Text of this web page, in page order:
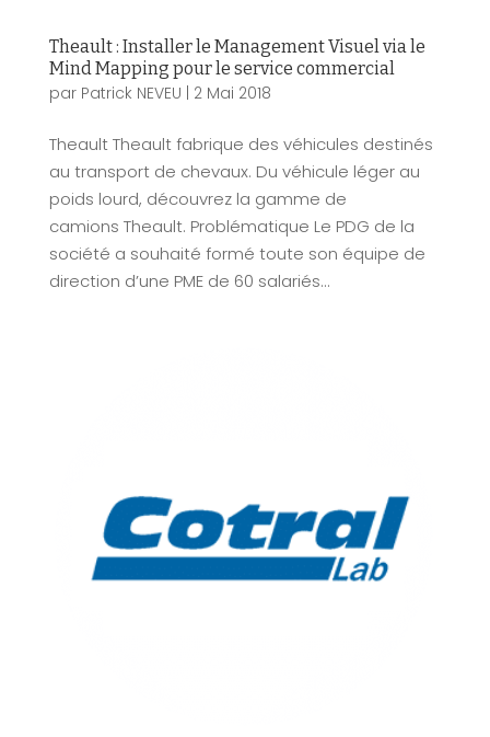
Theault : Installer le Management Visuel via le
Mind Mapping pour le service commercial
par Patrick NEVEU | 2 Mai 2018
Theault Theault fabrique des véhicules destinés
au transport de chevaux. Du véhicule léger au
poids lourd, découvrez la gamme de
camions Theault. Problématique Le PDG de la
société a souhaité formé toute son équipe de
direction d’une PME de 60 salariés...